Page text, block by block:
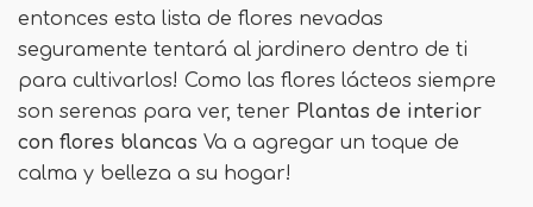
entonces esta lista de flores nevadas
seguramente tentará al jardinero dentro de ti
para cultivarlos! Como las flores lácteos siempre
son serenas para ver, tener Plantas de interior
con flores blancas Va a agregar un toque de
calma y belleza a su hogar!